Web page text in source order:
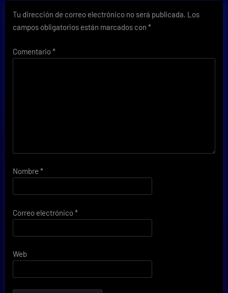
Tu dirección de correo electrónico no será publicada. Los
campos obligatorios están marcados con *
Comentario*
Nombre *
Correo electrónico*
Web